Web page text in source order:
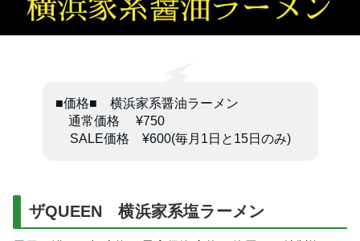
■価格■ 横浜家系醤油ラーメン
通常価格 ¥750
SALE価格 ¥600(毎月1日と15日のみ)
ザQUEEN 横浜家系塩ラーメン